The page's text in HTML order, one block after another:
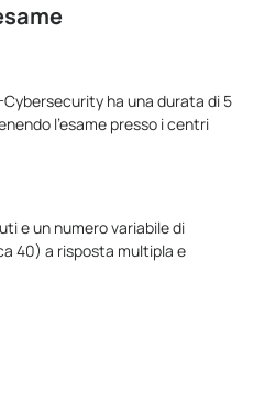
ha una durata di 5
l’esame presso i centri
e un numero variabile di
40) a risposta multipla e